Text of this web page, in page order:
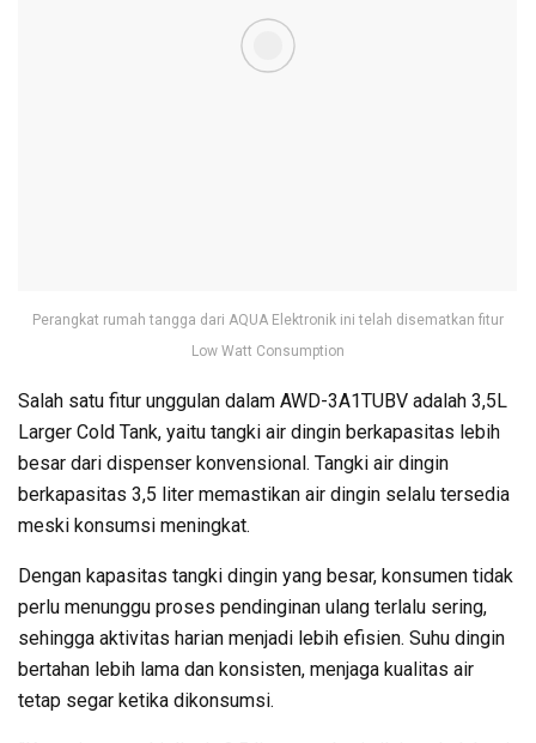
Perangkat rumah tangga dari AQUA Elektronik ini telah disematkan fitur
Low Watt Consumption
Salah satu fitur unggulan dalam AWD-3A1TUBV adalah 3,5L
Larger Cold Tank, yaitu tangki air dingin berkapasitas lebih
besar dari dispenser konvensional. Tangki air dingin
berkapasitas 3,5 liter memastikan air dingin selalu tersedia
meski konsumsi meningkat.
Dengan kapasitas tangki dingin yang besar, konsumen tidak
perlu menunggu proses pendinginan ulang terlalu sering,
sehingga aktivitas harian menjadi lebih efisien. Suhu dingin
bertahan lebih lama dan konsisten, menjaga kualitas air
tetap segar ketika dikonsumsi.